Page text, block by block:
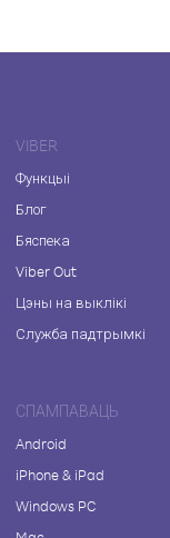
VIBER
Функцыі
Блог
Бяспека
Viber Out
Цэны на выклікі
Служба падтрымкі
СПАМПАВАЦЬ
Android
iPhone & iPad
Windows PC